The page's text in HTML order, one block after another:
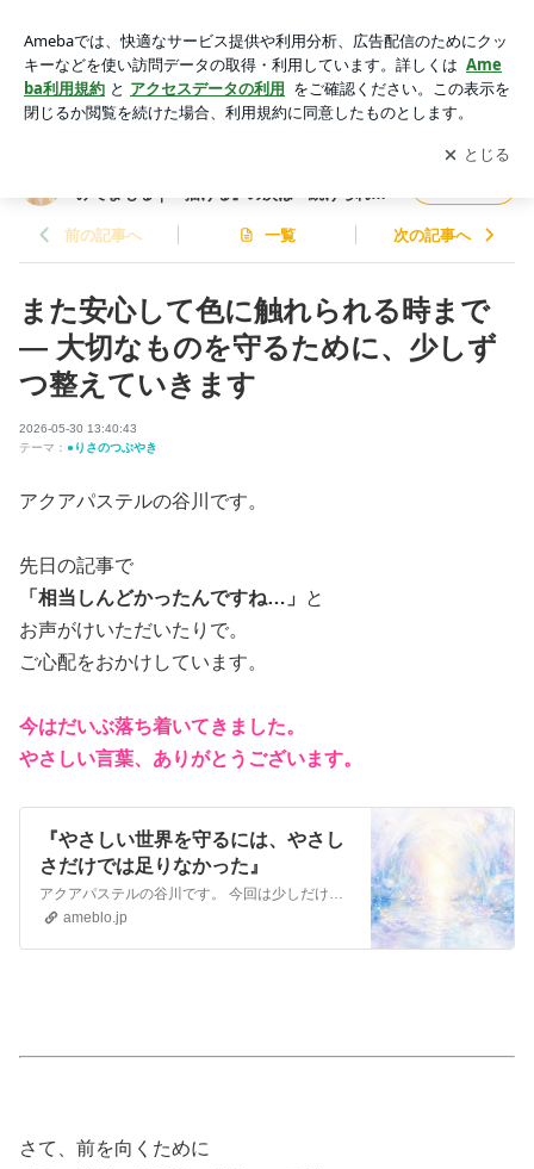
に、少しずつ整えていきます | アクアパステル 谷川梨紗 や
さしさを仕組みでまもる｜『描ける』の次は『続けられる』
へ 東大阪 パステルアート教室
アプリをダウンロードして ブログの更新通知
を受け取りまし
ょう。
開く
みでまもる｜『描ける』の次は『続けられ
前の記事へ 一覧 次の記事へ
また安心して色に触れられる時まで
― 大切なものを守るために、少しず
つ整えていきます
2026-05-30 13:40:43
テーマ： ●りさのつぶやき
アクアパステルの谷川です。
先日の記事で
「相当しんどかったんですね…」
と
お声がけいただいたりで。
ご心配をおかけしています。
今はだいぶ落ち着いてきました。
やさしい言葉、ありがとうございます。
『やさしい世界を守るには、やさし
さだけでは足りなかった』
アクアパステルの谷川です。 今回は少しだけまじめな話です。 パステルや創作の世界には、 …
ameblo.jp
さて、前を向くために